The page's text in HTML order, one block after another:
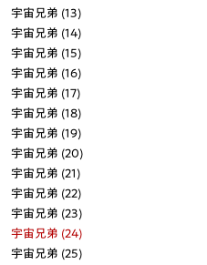
宇宙兄弟 (13)
宇宙兄弟 (14)
宇宙兄弟 (15)
宇宙兄弟 (16)
宇宙兄弟 (17)
宇宙兄弟 (18)
宇宙兄弟 (19)
宇宙兄弟 (20)
宇宙兄弟 (21)
宇宙兄弟 (22)
宇宙兄弟 (23)
宇宙兄弟 (24)
宇宙兄弟 (25)